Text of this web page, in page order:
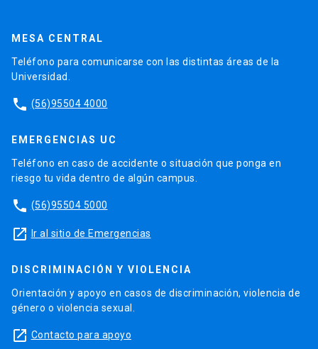
MESA CENTRAL
Teléfono para comunicarse con las distintas áreas de la
Universidad.
phone (56)95504 4000
EMERGENCIAS UC
Teléfono en caso de accidente o situación que ponga en
riesgo tu vida dentro de algún campus.
phone (56)95504 5000
launch Ir al sitio de Emergencias
DISCRIMINACIÓN Y VIOLENCIA
Orientación y apoyo en casos de discriminación, violencia de
género o violencia sexual.
launch Contacto para apoyo